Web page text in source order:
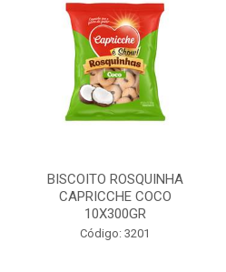
BISCOITO ROSQUINHA
CAPRICCHE COCO
10X300GR
Código: 3201